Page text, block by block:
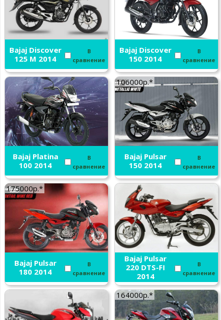
Bajaj Discover
125 M 2014
В
сравнение
Bajaj Discover
150 2014
В
сравнение
Bajaj Platina
100 2014
В
сравнение
106000р.*
Bajaj Pulsar
150 2014
В
сравнение
175000р.*
Bajaj Pulsar
180 2014
В
сравнение
Bajaj Pulsar
220 DTS-FI
2014
В
сравнение
164000р.*